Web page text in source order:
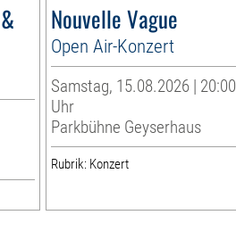
Nouvelle Vague
Open Air-Konzert
Samstag, 15.08.2026 | 20:00
Uhr
Parkbühne Geyserhaus
Rubrik: Konzert